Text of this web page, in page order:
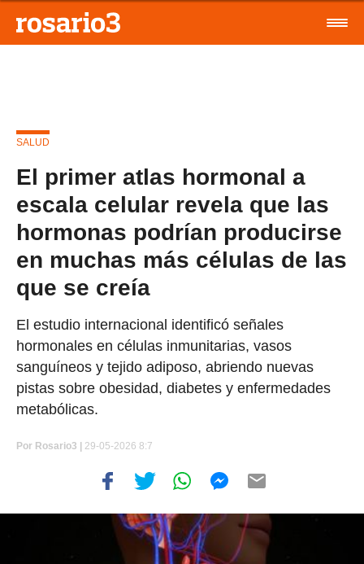
SALUD
El primer atlas hormonal a
escala celular revela que las
hormonas podrían producirse
en muchas más células de las
que se creía
El estudio internacional identificó señales
hormonales en células inmunitarias, vasos
sanguíneos y tejido adiposo, abriendo nuevas
pistas sobre obesidad, diabetes y enfermedades
metabólicas.
Por Rosario3 | 29-05-2026 8:7